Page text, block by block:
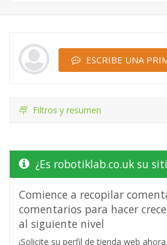
ESCRIBE UNA
Filtros y resumen
¿Es robotiklab.co.uk su
Comience a recopilar
comentarios para hacer
al siguiente nivel
¡Solicite su perfil de tienda web